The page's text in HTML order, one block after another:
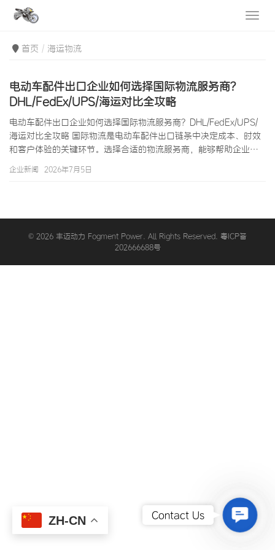
首页 海运物流
电动车配件出口企业如何选择国际物流服务商？
DHL/FedEx/UPS/海运对比全攻略
电动车配件出口企业如何选择国际物流服务商？DHL/FedEx/UPS/
海运对比全攻略 国际物流是电动车配件出口链条中决定成本、时效
和客户体验的关键环节。选择合适的物流服务商，能够帮助企业在
中获得优势。然而，国际物流服务商众多——四大快递
劣，适用于不同的场景。对于电动车配件出口企业而言，深入理解
各种物流方式的成本结…
企业新闻 2026年7月5日
© 2026 丰迈动力 Fogment Power. All Rights Reserved. 粤ICP备
202666688号
ZH-CN
Contact
Contact Us